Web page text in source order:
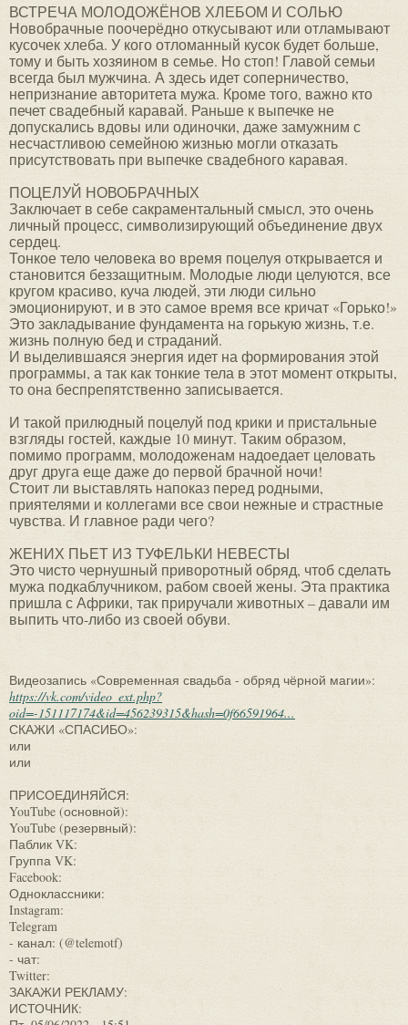
ВСТРЕЧА МОЛОДОЖЁНОВ ХЛЕБОМ И СОЛЬЮ
Новобрачные поочерёдно откусывают или отламывают
кусочек хлеба. У кого отломанный кусок будет больше,
тому и быть хозяином в семье. Но стоп! Главой семьи
всегда был мужчина. А здесь идет соперничество,
непризнание авторитета мужа. Кроме того, важно кто
печет свадебный каравай. Раньше к выпечке не
допускались вдовы или одиночки, даже замужним с
несчастливою семейною жизнью могли отказать
присутствовать при выпечке свадебного каравая.
ПОЦЕЛУЙ НОВОБРАЧНЫХ
Заключает в себе сакраментальный смысл, это очень
личный процесс, символизирующий объединение двух
сердец.
Тонкое тело человека во время поцелуя открывается и
становится беззащитным. Молодые люди целуются, все
кругом красиво, куча людей, эти люди сильно
эмоционируют, и в это самое время все кричат «Горько!»
Это закладывание фундамента на горькую жизнь, т.е.
жизнь полную бед и страданий.
И выделившаяся энергия идет на формирования этой
программы, а так как тонкие тела в этот момент открыты,
то она беспрепятственно записывается.
И такой прилюдный поцелуй под крики и пристальные
взгляды гостей, каждые 10 минут. Таким образом,
помимо программ, молодоженам надоедает целовать
друг друга еще даже до первой брачной ночи!
Стоит ли выставлять напоказ перед родными,
приятелями и коллегами все свои нежные и страстные
чувства. И главное ради чего?
ЖЕНИХ ПЬЕТ ИЗ ТУФЕЛЬКИ НЕВЕСТЫ
Это чисто чернушный приворотный обряд, чтоб сделать
мужа подкаблучником, рабом своей жены. Эта практика
пришла с Африки, так приручали животных – давали им
выпить что-либо из своей обуви.
Видеозапись «Современная свадьба - обряд чёрной магии»:
https://vk.com/video_ext.php?
oid=-151117174&id=456239315&hash=0f66591964...
СКАЖИ «СПАСИБО»:
или
или
ПРИСОЕДИНЯЙСЯ:
YouTube (основной):
YouTube (резервный):
Паблик VK:
Группа VK:
Facebook:
Одноклассники:
Instagram:
Telegram
- канал: (@telemotf)
- чат:
Twitter:
ЗАКАЖИ РЕКЛАМУ:
ИСТОЧНИК: